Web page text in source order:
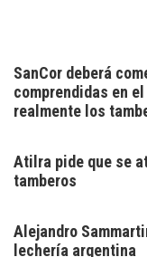
SanCor deberá
comprendidas en
realmente los
Atilra pide que se
tamberos
Alejandro
lechería argentina